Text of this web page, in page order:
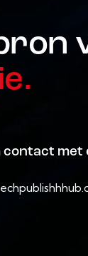
contact met